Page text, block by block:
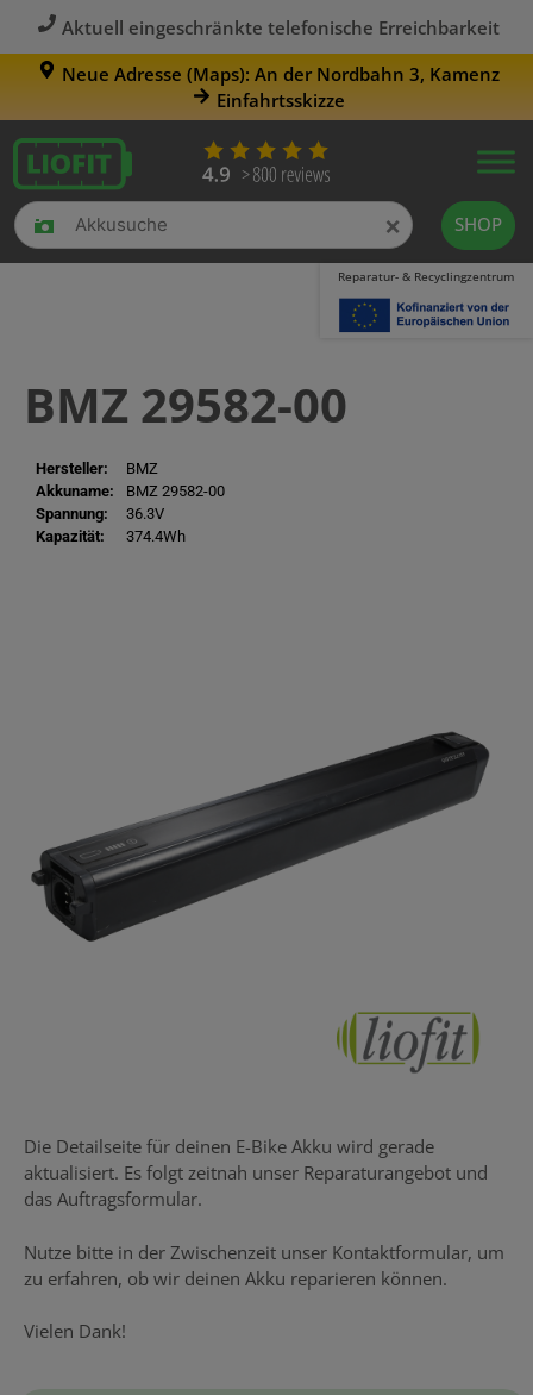
Aktuell eingeschränkte telefonische Erreichbarkeit
Neue Adresse (Maps): An der Nordbahn 3, Kamenz
Einfahrtsskizze
× SHOP
Reparatur- & Recyclingzentrum
BMZ 29582-00
Hersteller:
BMZ
Akkuname:
BMZ 29582-00
Spannung:
36.3V
Kapazität:
374.4Wh
Die Detailseite für deinen E-Bike Akku wird gerade
aktualisiert. Es folgt zeitnah unser Reparaturangebot und
das Auftragsformular.
Nutze bitte in der Zwischenzeit unser Kontaktformular, um
zu erfahren, ob wir deinen Akku reparieren können.
Vielen Dank!